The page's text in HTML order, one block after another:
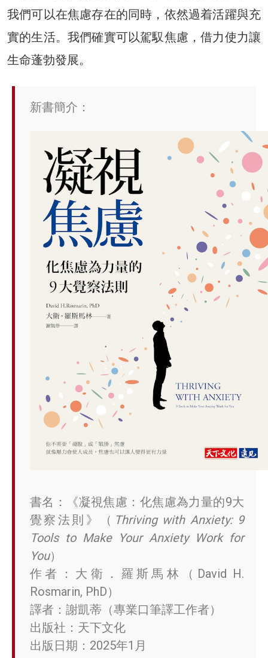
我們可以在焦慮存在的同時，依然過着活躍與充
實的生活。我們確實可以駕馭焦慮，借力使力讓
生命蓬勃發展。
新書簡介：
書名：《凝視焦慮：化焦慮為力量的9大
覺察法則》（ Thriving with Anxiety: 9
Tools to Make Your Anxiety Work for
You）
作者：大衛．羅斯馬林（David H.
Rosmarin, PhD）
譯者：謝凱蒂（專業口筆譯工作者）
出版社：天下文化
出版日期：2025年1月